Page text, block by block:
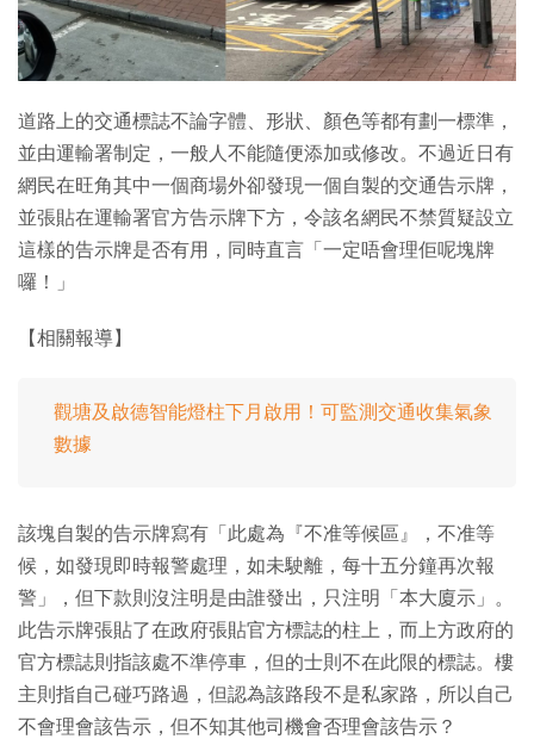
道路上的交通標誌不論字體、形狀、顏色等都有劃一標準，
並由運輸署制定，一般人不能隨便添加或修改。不過近日有
網民在旺角其中一個商場外卻發現一個自製的交通告示牌，
並張貼在運輸署官方告示牌下方，令該名網民不禁質疑設立
這樣的告示牌是否有用，同時直言「一定唔會理佢呢塊牌
囉！」
【相關報導】
觀塘及啟德智能燈柱下月啟用！可監測交通收集氣象
數據
該塊自製的告示牌寫有「此處為『不准等候區』，不准等
候，如發現即時報警處理，如未駛離，每十五分鐘再次報
警」，但下款則沒注明是由誰發出，只注明「本大廈示」。
此告示牌張貼了在政府張貼官方標誌的柱上，而上方政府的
官方標誌則指該處不準停車，但的士則不在此限的標誌。樓
主則指自己碰巧路過，但認為該路段不是私家路，所以自己
不會理會該告示，但不知其他司機會否理會該告示？